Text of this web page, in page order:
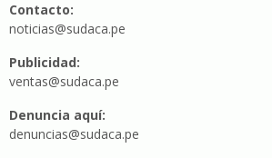
Contacto:
noticias@sudaca.pe
Publicidad:
ventas@sudaca.pe
Denuncia aquí:
denuncias@sudaca.pe